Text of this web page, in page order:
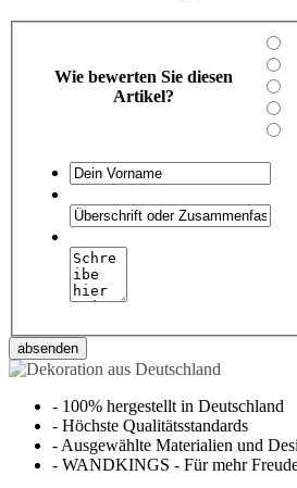
Wie bewerten Sie diesen
Artikel?
absenden
- 100% hergestellt in Deutschland
- Höchste Qualitätsstandards
- Ausgewählte Materialien und
- WANDKINGS - Für mehr